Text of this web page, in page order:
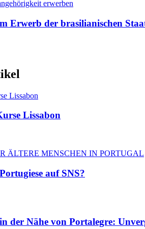
Erwerb der brasilianischen
Lissabon
auf SNS?
der Nähe von Portalegre: